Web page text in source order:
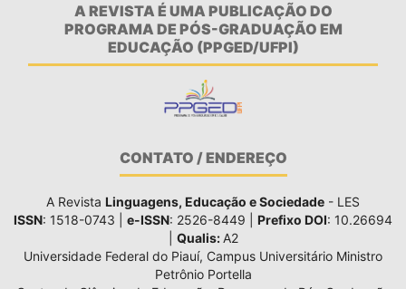
A REVISTA É UMA PUBLICAÇÃO DO
PROGRAMA DE PÓS-GRADUAÇÃO EM
EDUCAÇÃO (PPGED/UFPI)
CONTATO / ENDEREÇO
A Revista Linguagens, Educação e Sociedade - LES
ISSN: 1518-0743 | e-ISSN: 2526-8449 | Prefixo DOI: 10.26694
Qualis: A2
Universidade Federal do Piauí, Campus Universitário Ministro
Petrônio Portella